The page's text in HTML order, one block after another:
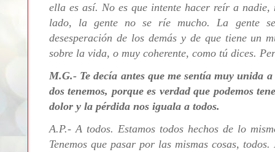
ella es así. No es que intente hacer reír a
lado, la gente no se ríe mucho. La gente
desesperación de los demás y de que tiene un
sobre la vida, o muy coherente, como tú dices.
M.G.- Te decía antes que me sentía muy unida
dos tenemos, porque es verdad que podemos
dolor y la pérdida nos iguala a todos.
A.P.- A todos. Estamos todos hechos de lo
Tenemos que pasar por las mismas cosas,